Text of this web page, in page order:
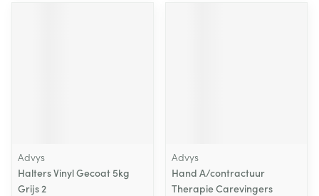
Advys
Halters Vinyl Gecoat 5kg
Grijs 2
Advys
Hand A/contractuur
Therapie Carevingers